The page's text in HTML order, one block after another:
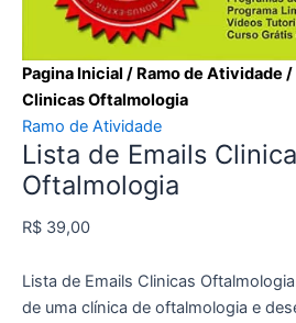
Pagina Inicial / Ramo de Atividade /
Clinicas Oftalmologia
Ramo de Atividade
Lista de Emails
Oftalmologia
R$ 39,00
Lista de Emails Clinicas
de uma clínica de oftalmologia e